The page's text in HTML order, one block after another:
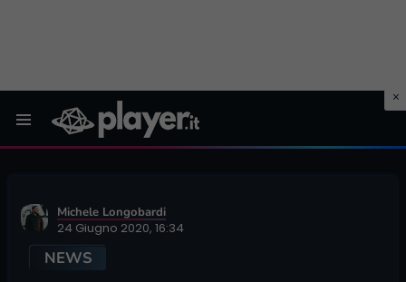
Michele Longobardi
24 Giugno 2020, 16:34
NEWS